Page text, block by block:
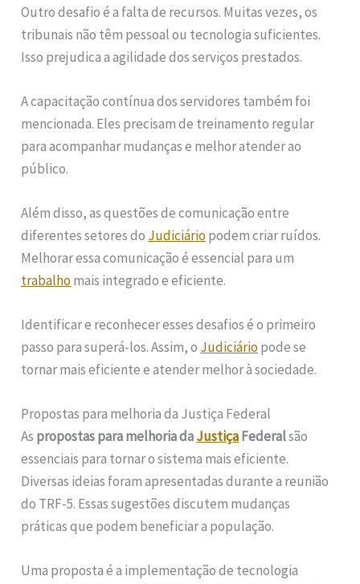
Outro desafio é a falta de recursos. Muitas vezes, os
tribunais não têm pessoal ou tecnologia suficientes.
Isso prejudica a agilidade dos serviços prestados.
A capacitação contínua dos servidores também foi
mencionada. Eles precisam de treinamento regular
para acompanhar mudanças e melhor atender ao
público.
Além disso, as questões de comunicação entre
diferentes setores do Judiciáriopodem criar ruídos.
Melhorar essa comunicação é essencial para um
trabalhomais integrado e eficiente.
Identificar e reconhecer esses desafios é o primeiro
passo para superá-los. Assim, o Judiciáriopode se
tornar mais eficiente e atender melhor à sociedade.
Propostas para melhoria da Justiça Federal
As propostas para melhoria daJustiçaFederalsão
essenciais para tornar o sistema mais eficiente.
Diversas ideias foram apresentadas durante a reunião
do TRF-5. Essas sugestões discutem mudanças
práticas que podem beneficiar a população.
Uma proposta é a implementação de tecnologia